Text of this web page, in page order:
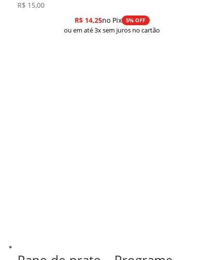
R$ 15,00
R$14,25no Pix 5% OFF
ou em até 3x sem juros no cartão